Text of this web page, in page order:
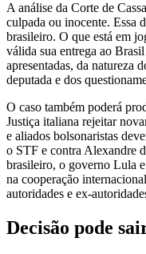
A análise da Corte de
culpada ou inocente. Essa
brasileiro. O que está em
válida sua entrega ao
apresentadas, da natureza
deputada e dos
O caso também poderá
Justiça italiana rejeitar
e aliados bolsonaristas
o STF e contra Alexandre
brasileiro, o governo Lula
na cooperação
autoridades e ex-
Decisão pode